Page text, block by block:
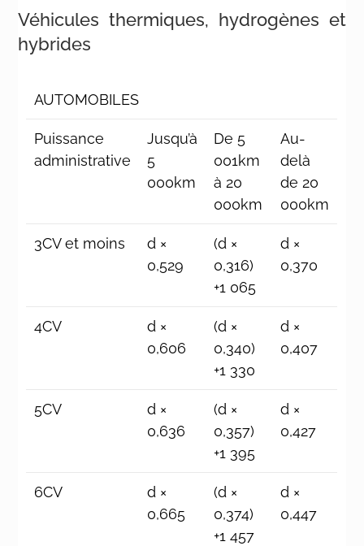
Véhicules thermiques, hydrogènes et
hybrides
AUTOMOBILES
Puissance
administrative
Jusqu’à
5
000km
De 5
001km
à 20
000km
Au-
delà
de 20
000km
3CV et moins
d ×
0,529
(d ×
0,316)
+1 065
d ×
0,370
4CV
d ×
0,606
(d ×
0,340)
+1 330
d ×
0,407
5CV
d ×
0,636
(d ×
0,357)
+1 395
d ×
0,427
6CV
d ×
0,665
(d ×
0,374)
+1 457
d ×
0,447